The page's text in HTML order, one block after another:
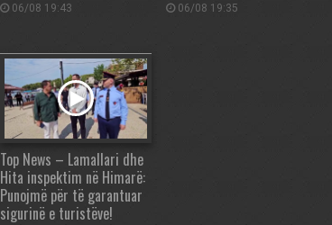
06/08 19:43 06/08 19:35
Top News – Lamallari dhe
Hita inspektim në Himarë:
Punojmë për të garantuar
sigurinë e turistëve!